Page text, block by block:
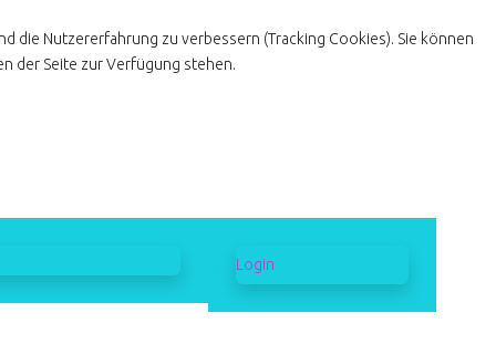
Login
die Nutzererfahrung zu verbessern (Tracking Cookies). Sie können
der Seite zur Verfügung stehen.